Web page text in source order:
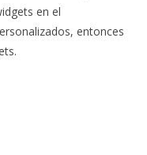
en el
entonces